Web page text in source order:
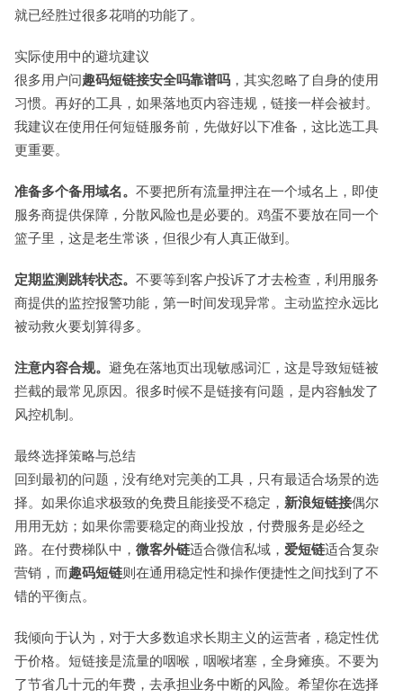
就已经胜过很多花哨的功能了。
实际使用中的避坑建议
很多用户问趣码短链接安全吗靠谱吗 ，其实忽略了自身的使用
习惯。再好的工具，如果落地页内容违规，链接一样会被封。
我建议在使用任何短链服务前，先做好以下准备，这比选工具
更重要。
准备多个备用域名。 不要把所有流量押注在一个域名上，即使
服务商提供保障，分散风险也是必要的。鸡蛋不要放在同一个
篮子里，这是老生常谈，但很少有人真正做到。
定期监测跳转状态。 不要等到客户投诉了才去检查，利用服务
商提供的监控报警功能，第一时间发现异常。主动监控永远比
被动救火要划算得多。
注意内容合规。 避免在落地页出现敏感词汇，这是导致短链被
拦截的最常见原因。很多时候不是链接有问题，是内容触发了
风控机制。
最终选择策略与总结
回到最初的问题，没有绝对完美的工具，只有最适合场景的选
择。如果你追求极致的免费且能接受不稳定， 新浪短链接偶尔
用用无妨；如果你需要稳定的商业投放，付费服务是必经之
路。在付费梯队中， 微客外链适合微信私域， 爱短链适合复杂
营销，而趣码短链则在通用稳定性和操作便捷性之间找到了不
错的平衡点。
我倾向于认为，对于大多数追求长期主义的运营者，稳定性优
于价格。短链接是流量的咽喉，咽喉堵塞，全身瘫痪。不要为
了节省几十元的年费，去承担业务中断的风险。希望你在选择